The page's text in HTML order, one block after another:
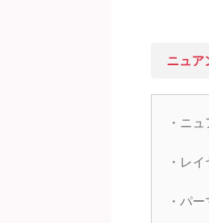
ニュア
・ニ
・レ
・パ